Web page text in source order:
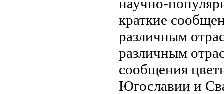
научно-
краткие
различным
различным
сообщения
Югославии и